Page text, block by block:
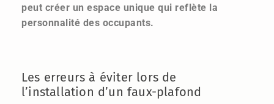
peut créer un espace unique qui reflète la
personnalité des occupants.
Les erreurs à éviter lors de
l’installation d’un faux-plafond